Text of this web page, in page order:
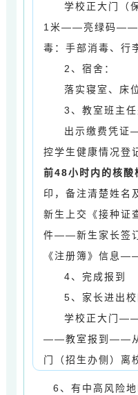
学校正大门（
1米——亮绿码
毒： 手部消毒、行
2、 宿舍：
落实寝室、床
3、 教室班主任
出示缴费凭证
控学生健康情况登
前48小时内的核酸
印，备注清楚姓名
新生上交《接种证
件——新生家长签
《注册簿》信息
4、 完成报到
5、家长进出校
学校正大门 ——
——教室报到 ——从
门（招生办侧） 离
6 、有中高风险